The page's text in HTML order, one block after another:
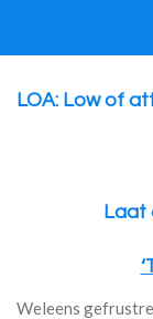
de
LOA: Low of
Laat
Weleens